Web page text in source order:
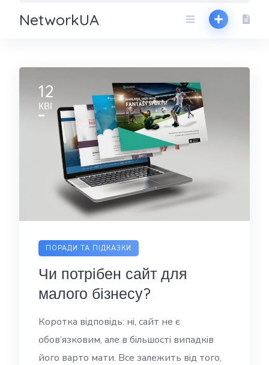
NetworkUA
12
КВІ
ПОРАДИ ТА ПІДКАЗКИ
Чи потрібен сайт для
малого бізнесу?
Коротка відповідь: ні, сайт не є
обов’язковим, але в більшості випадків
його варто мати. Все залежить від того,